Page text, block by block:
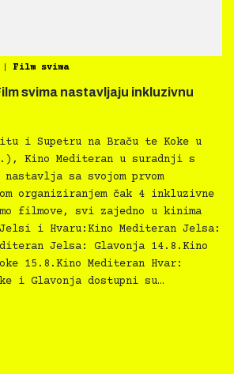
Film svima
svima nastavljaju inkluzivnu
i Supetru na Braču te Koke u
Kino Mediteran u suradnji s
nastavlja sa svojom prvom
organiziranjem čak 4 inkluzivne
filmove, svi zajedno u kinima
i Hvaru:Kino Mediteran Jelsa:
Jelsa: Glavonja 14.8.Kino
15.8.Kino Mediteran Hvar:
i Glavonja dostupni su…